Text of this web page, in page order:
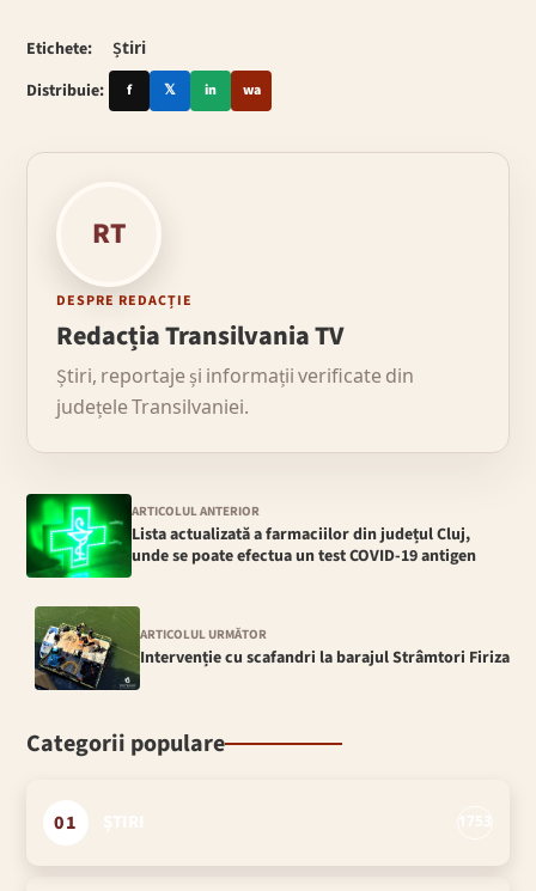
Etichete:
Știri
Distribuie:
f 𝕏 in wa
RT
DESPRE REDACȚIE
Redacția Transilvania TV
Știri, reportaje și informații verificate din
județele Transilvaniei.
ARTICOLUL ANTERIOR
Lista actualizată a farmaciilor din județul Cluj,
unde se poate efectua un test COVID-19 antigen
ARTICOLUL URMĂTOR
Intervenție cu scafandri la barajul Strâmtori Firiza
Categorii populare
01